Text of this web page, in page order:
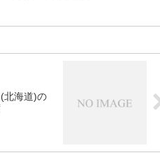
北海道)の